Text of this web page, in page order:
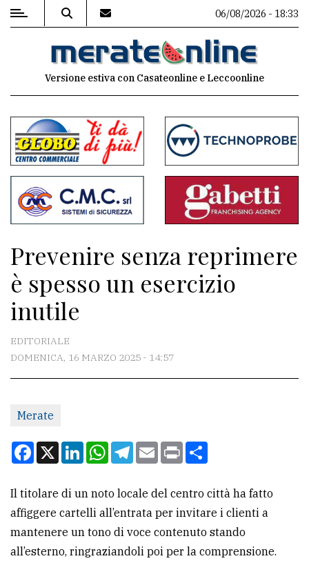
MENU
commenti
Contenuti
del
sito
Associazioni
Meteo
CONTATTI
Scrivici
Per
la
pubblicità
CERCA
06/08/2026 - 18:33
Versione estiva con Casateonline e Leccoonline
Prevenire senza reprimere
è spesso un esercizio
inutile
EDITORIALE
DOMENICA, 16 MARZO 2025 - 14:57
Merate
Facebook
X LinkedInWhatsApp
Telegram
EmailPrint
Il titolare di un noto locale del centro città ha fatto
affiggere cartelli all’entrata per invitare i clienti a
mantenere un tono di voce contenuto stando
all’esterno, ringraziandoli poi per la comprensione.